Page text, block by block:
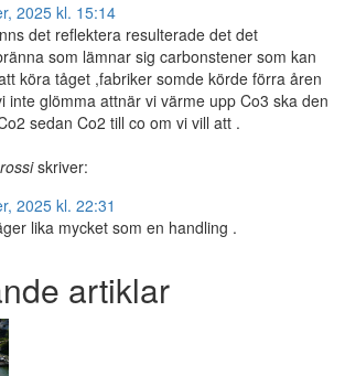
2025 kl. 15:14
det reflektera resulterade det det
som lämnar sig carbonstener som kan
köra tåget ,fabriker somde körde förra åren
inte glömma attnär vi värme upp Co3 ska den
sedan Co2 till co om vi vill att .
skriver:
2025 kl. 22:31
lika mycket som en handling .
artiklar